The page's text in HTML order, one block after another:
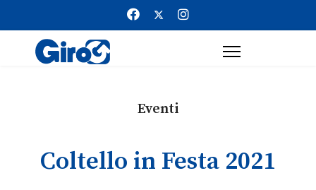
Eventi
Coltello in Festa 2021